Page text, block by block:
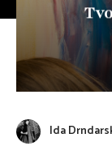
Ida